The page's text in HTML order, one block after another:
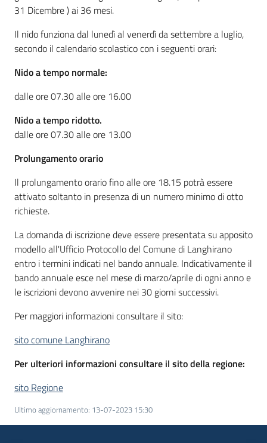
31 Dicembre ) ai 36 mesi.
Il nido funziona dal lunedì al venerdì da settembre a luglio,
secondo il calendario scolastico con i seguenti orari:
Nido a tempo normale:
dalle ore 07.30 alle ore 16.00
Nido a tempo ridotto.
dalle ore 07.30 alle ore 13.00
Prolungamento orario
Il prolungamento orario fino alle ore 18.15 potrà essere
attivato soltanto in presenza di un numero minimo di otto
richieste.
La domanda di iscrizione deve essere presentata su apposito
modello all'Ufficio Protocollo del Comune di Langhirano
entro i termini indicati nel bando annuale. Indicativamente il
bando annuale esce nel mese di marzo/aprile di ogni anno e
le iscrizioni devono avvenire nei 30 giorni successivi.
Per maggiori informazioni consultare il sito:
sito comune Langhirano
Per ulteriori informazioni consultare il sito della regione:
sito Regione
Ultimo aggiornamento: 13-07-2023 15:30